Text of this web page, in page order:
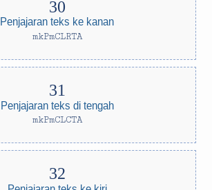
Penjajaran teks ke kanan
mkPmCLRTA
Penjajaran teks di tengah
mkPmCLCTA